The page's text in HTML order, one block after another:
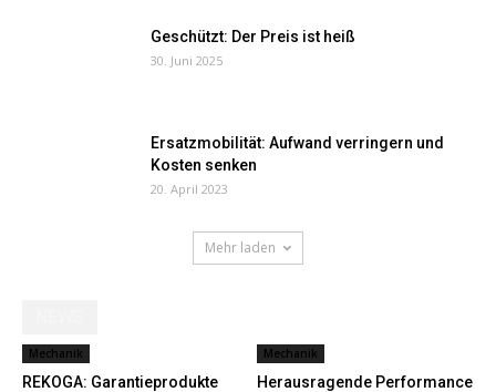
Geschützt: Der Preis ist heiß
30. Juni 2025
Ersatzmobilität: Aufwand verringern und
Kosten senken
20. April 2023
Mehr laden
Mechanik
REKOGA: Garantieprodukte
Mechanik
Herausragende Performance